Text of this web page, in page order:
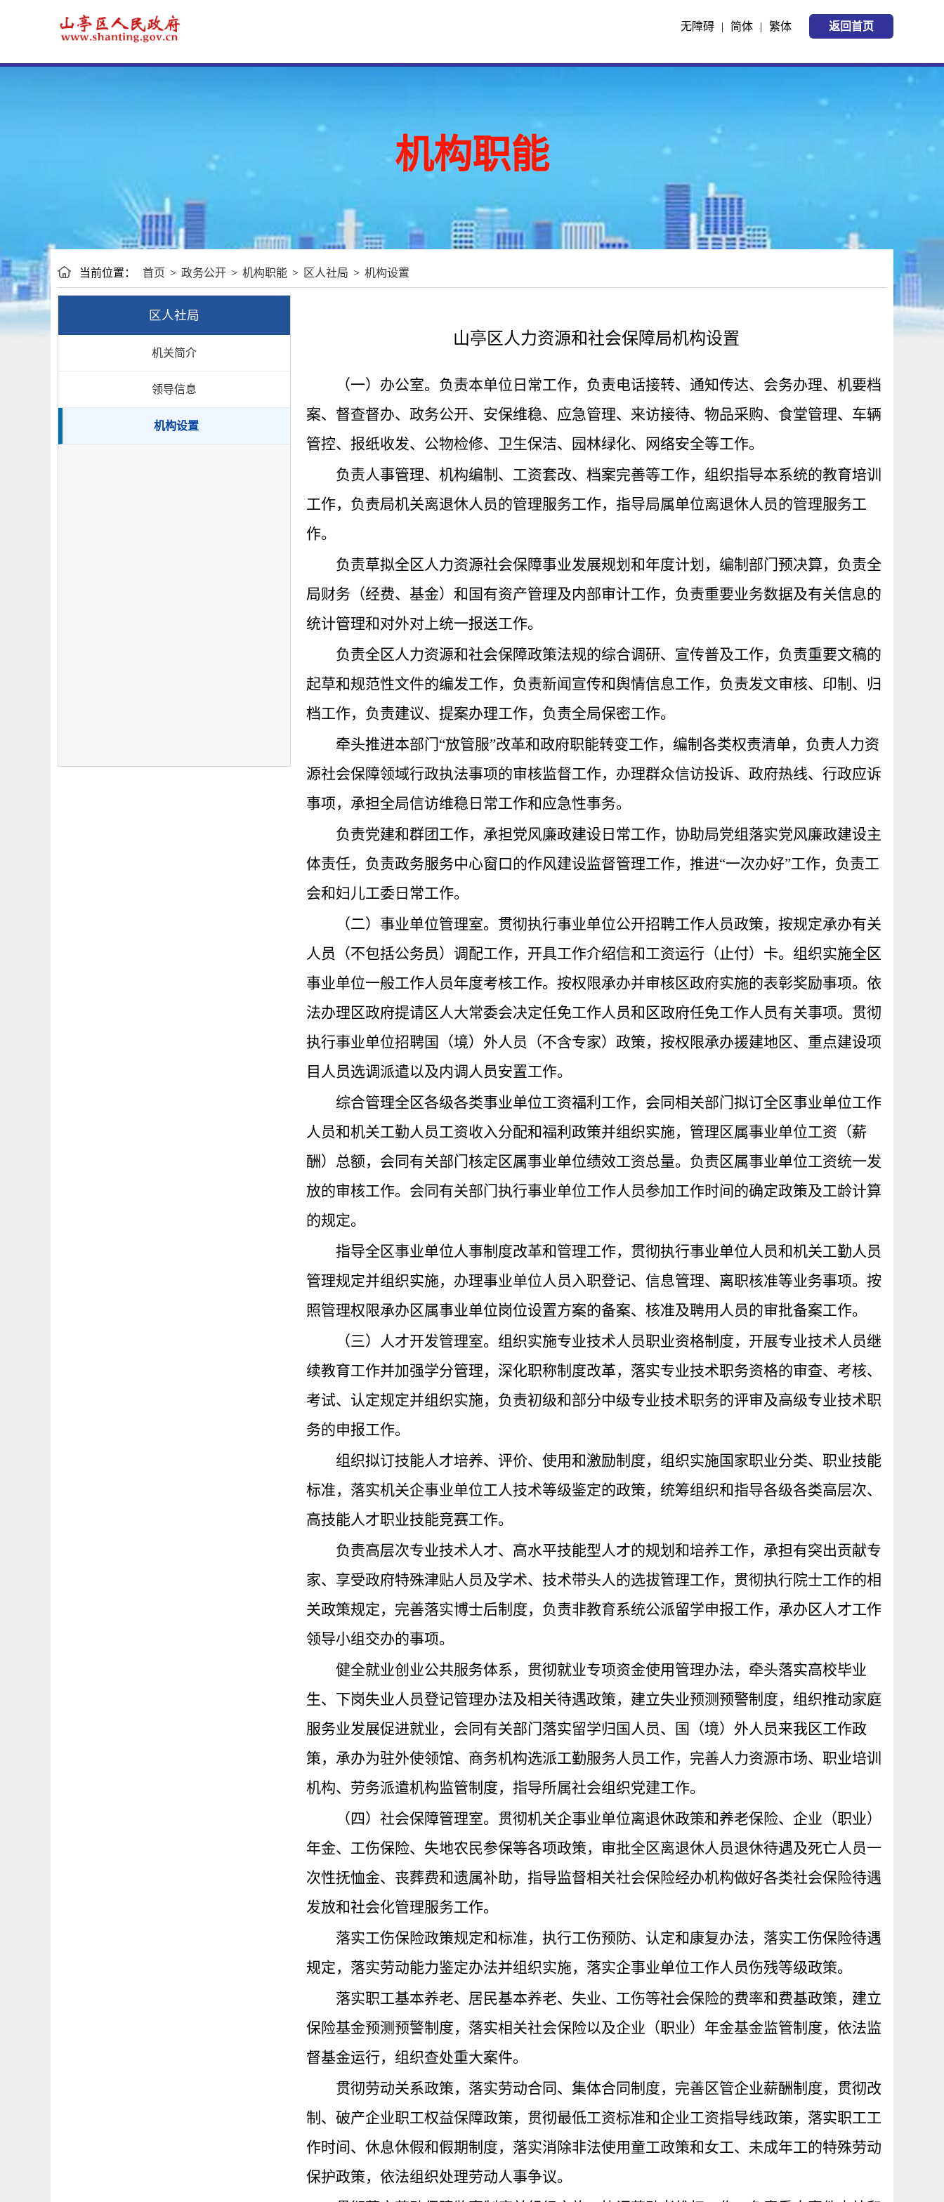
返回首页
繁体
|
简体
|
无障碍
机构职能
当前位置： 首页 > 政务公开 > 机构职能 > 区人社局 > 机构设置
区人社局
机关简介
领导信息
机构设置
山亭区人力资源和社会保障局机构设置
（一）办公室。负责本单位日常工作，负责电话接转、通知传达、会务办理、机要档
案、督查督办、政务公开、安保维稳、应急管理、来访接待、物品采购、食堂管理、车辆
管控、报纸收发、公物检修、卫生保洁、园林绿化、网络安全等工作。
负责人事管理、机构编制、工资套改、档案完善等工作，组织指导本系统的教育培训
工作，负责局机关离退休人员的管理服务工作，指导局属单位离退休人员的管理服务工
作。
负责草拟全区人力资源社会保障事业发展规划和年度计划，编制部门预决算，负责全
局财务（经费、基金）和国有资产管理及内部审计工作，负责重要业务数据及有关信息的
统计管理和对外对上统一报送工作。
负责全区人力资源和社会保障政策法规的综合调研、宣传普及工作，负责重要文稿的
起草和规范性文件的编发工作，负责新闻宣传和舆情信息工作，负责发文审核、印制、归
档工作，负责建议、提案办理工作，负责全局保密工作。
牵头推进本部门“放管服”改革和政府职能转变工作，编制各类权责清单， 负责人力资
源社会保障领域行政执法事项的审核监督工作，办理群众信访投诉、政府热线、行政应诉
事项，承担全局信访维稳日常工作和应急性事务。
负责党建和群团工作，承担党风廉政建设日常工作，协助局党组落实党风廉政建设主
体责任，负责政务服务中心窗口的作风建设监督管理工作，推进“一次办好”工作，负责工
会和妇儿工委日常工作。
（二）事业单位管理室。贯彻执行事业单位公开招聘工作人员政策，按规定承办有关
人员（不包括公务员）调配工作，开具工作介绍信和工资运行（止付）卡。组织实施全区
事业单位一般工作人员年度考核工作。按权限承办并审核区政府实施的表彰奖励事项。依
法办理区政府提请区人大常委会决定任免工作人员和区政府任免工作人员有关事项。贯彻
执行事业单位招聘国（境）外人员（不含专家）政策，按权限承办援建地区、重点建设项
目人员选调派遣以及内调人员安置工作。
综合管理全区各级各类事业单位工资福利工作，会同相关部门拟订全区事业单位工作
人员和机关工勤人员工资收入分配和福利政策并组织实施，管理区属事业单位工资（薪
酬）总额，会同有关部门核定区属事业单位绩效工资总量。负责区属事业单位工资统一发
放的审核工作。会同有关部门执行事业单位工作人员参加工作时间的确定政策及工龄计算
的规定。
指导全区事业单位人事制度改革和管理工作，贯彻执行事业单位人员和机关工勤人员
管理规定并组织实施，办理事业单位人员入职登记、信息管理、离职核准等业务事项。按
照管理权限承办区属事业单位岗位设置方案的备案、核准及聘用人员的审批备案工作。
（三）人才开发管理室。组织实施专业技术人员职业资格制度，开展专业技术人员继
续教育工作并加强学分管理，深化职称制度改革，落实专业技术职务资格的审查、考核、
考试、认定规定并组织实施，负责初级和部分中级专业技术职务的评审及高级专业技术职
务的申报工作。
组织拟订技能人才培养、评价、使用和激励制度，组织实施国家职业分类、职业技能
标准，落实机关企事业单位工人技术等级鉴定的政策，统筹组织和指导各级各类高层次、
高技能人才职业技能竞赛工作。
负责高层次专业技术人才、高水平技能型人才的规划和培养工作，承担有突出贡献专
家、享受政府特殊津贴人员及学术、技术带头人的选拔管理工作，贯彻执行院士工作的相
关政策规定，完善落实博士后制度，负责非教育系统公派留学申报工作，承办区人才工作
领导小组交办的事项。
健全就业创业公共服务体系，贯彻就业专项资金使用管理办法，牵头落实高校毕业
生、下岗失业人员登记管理办法及相关待遇政策，建立失业预测预警制度，组织推动家庭
服务业发展促进就业，会同有关部门落实留学归国人员、国（境）外人员来我区工作政
策，承办为驻外使领馆、商务机构选派工勤服务人员工作，完善人力资源市场、职业培训
机构、劳务派遣机构监管制度，指导所属社会组织党建工作。
（四）社会保障管理室。贯彻机关企事业单位离退休政策和养老保险、企业（职业）
年金、工伤保险、失地农民参保等各项政策，审批全区离退休人员退休待遇及死亡人员一
次性抚恤金、丧葬费和遗属补助，指导监督相关社会保险经办机构做好各类社会保险待遇
发放和社会化管理服务工作。
落实工伤保险政策规定和标准，执行工伤预防、认定和康复办法，落实工伤保险待遇
规定，落实劳动能力鉴定办法并组织实施，落实企事业单位工作人员伤残等级政策。
落实职工基本养老、居民基本养老、失业、工伤等社会保险的费率和费基政策，建立
保险基金预测预警制度，落实相关社会保险以及企业（职业）年金基金监管制度，依法监
督基金运行，组织查处重大案件。
贯彻劳动关系政策，落实劳动合同、集体合同制度，完善区管企业薪酬制度， 贯彻改
制、破产企业职工权益保障政策，贯彻最低工资标准和企业工资指导线政策，落实职工工
作时间、休息休假和假期制度，落实消除非法使用童工政策和女工、未成年工的特殊劳动
保护政策，依法组织处理劳动人事争议。